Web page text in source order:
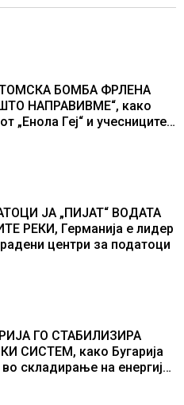
БОМБА ФРЛЕНА
НАПРАВИВМЕ“, како
„Енола Геј“ и учесниците
ЈА „ПИЈАТ“ ВОДАТА
РЕКИ, Германија е лидер
центри за податоци
ГО СТАБИЛИЗИРА
СИСТЕМ, како Бугарија
складирање на енергија